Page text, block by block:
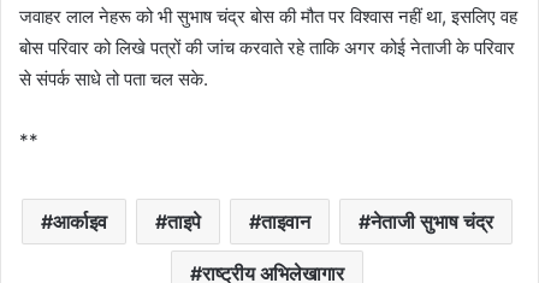
जवाहर लाल नेहरू को भी सुभाष चंद्र बोस की मौत पर विश्वास नहीं था, इसलिए वह
बोस परिवार को ​लिखे पत्रों की जांच करवाते रहे ताकि अगर कोई नेताजी के परिवार
से संपर्क साधे तो पता चल सके.
**
आर्काइव ताइपे ताइवान नेताजी सुभाष चंद्र
राष्ट्रीय अभिलेखागार